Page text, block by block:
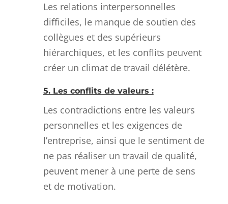
Les relations interpersonnelles
difficiles, le manque de soutien des
collègues et des supérieurs
hiérarchiques, et les conflits peuvent
créer un climat de travail délétère.
5. Les conflits de valeurs :
Les contradictions entre les valeurs
personnelles et les exigences de
l’entreprise, ainsi que le sentiment de
ne pas réaliser un travail de qualité,
peuvent mener à une perte de sens
et de motivation.